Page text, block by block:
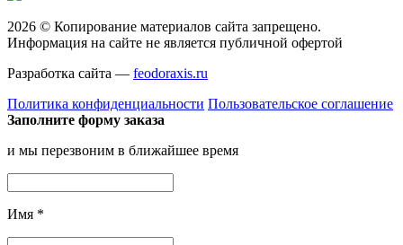
2026 © Копирование материалов сайта запрещено.
Информация на сайте не является публичной офертой
Разработка сайта — feodoraxis.ru
Политика конфиденциальности Пользовательское соглашение
Заполните форму заказа
и мы перезвоним в ближайшее время
Имя *